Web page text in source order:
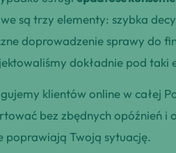
są trzy elementy: szybka
doprowadzenie sprawy do
dokładnie pod taki
klientów online w całej
bez zbędnych opóźnień i
poprawiają Twoją sytuację.